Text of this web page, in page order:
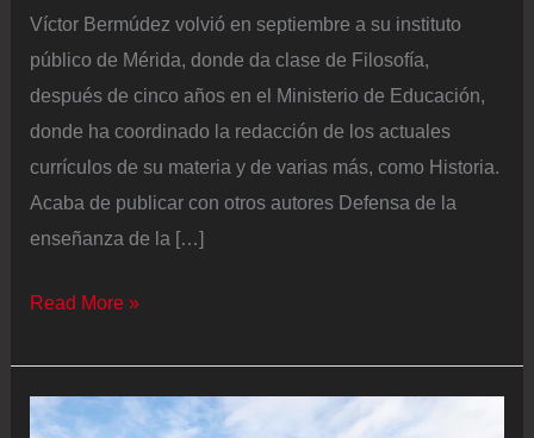
Víctor Bermúdez volvió en septiembre a su instituto
público de Mérida, donde da clase de Filosofía,
después de cinco años en el Ministerio de Educación,
donde ha coordinado la redacción de los actuales
currículos de su materia y de varias más, como Historia.
Acaba de publicar con otros autores Defensa de la
enseñanza de la […]
Víctor
profesor
de
Read More »